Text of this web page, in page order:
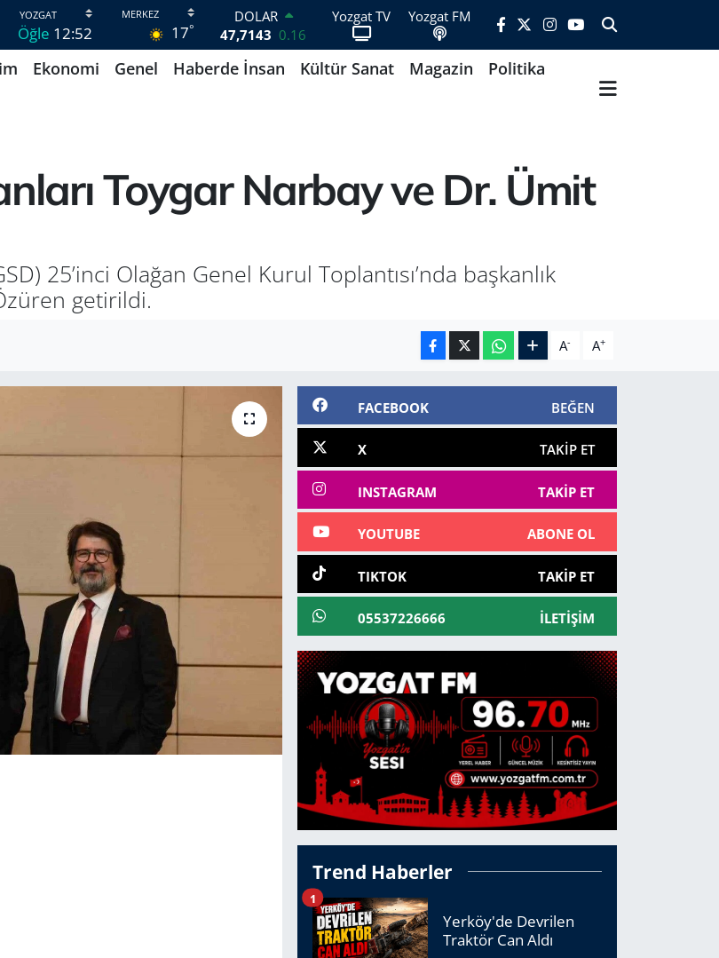
Öğle 12:52 17°
DOLAR
47,7143 0.16
EURO
55,0317 -0.02
13.799
70
BITCOIN
Yozgat TV Yozgat FM
Ekonomi Genel Haberde İnsan Kültür Sanat Magazin
Politika
Toygar Narbay ve Dr. Ümit
25’inci Olağan Genel Kurul Toplantısı’nda başkanlık
getirildi.
A- A+
FACEBOOK BEĞEN
X TAKIP ET
INSTAGRAM TAKIP ET
YOUTUBE ABONE OL
TIKTOK TAKIP ET
05537226666 İLETIŞIM
Trend Haberler
Yerköy'de Devrilen
Traktör Can Aldı
1